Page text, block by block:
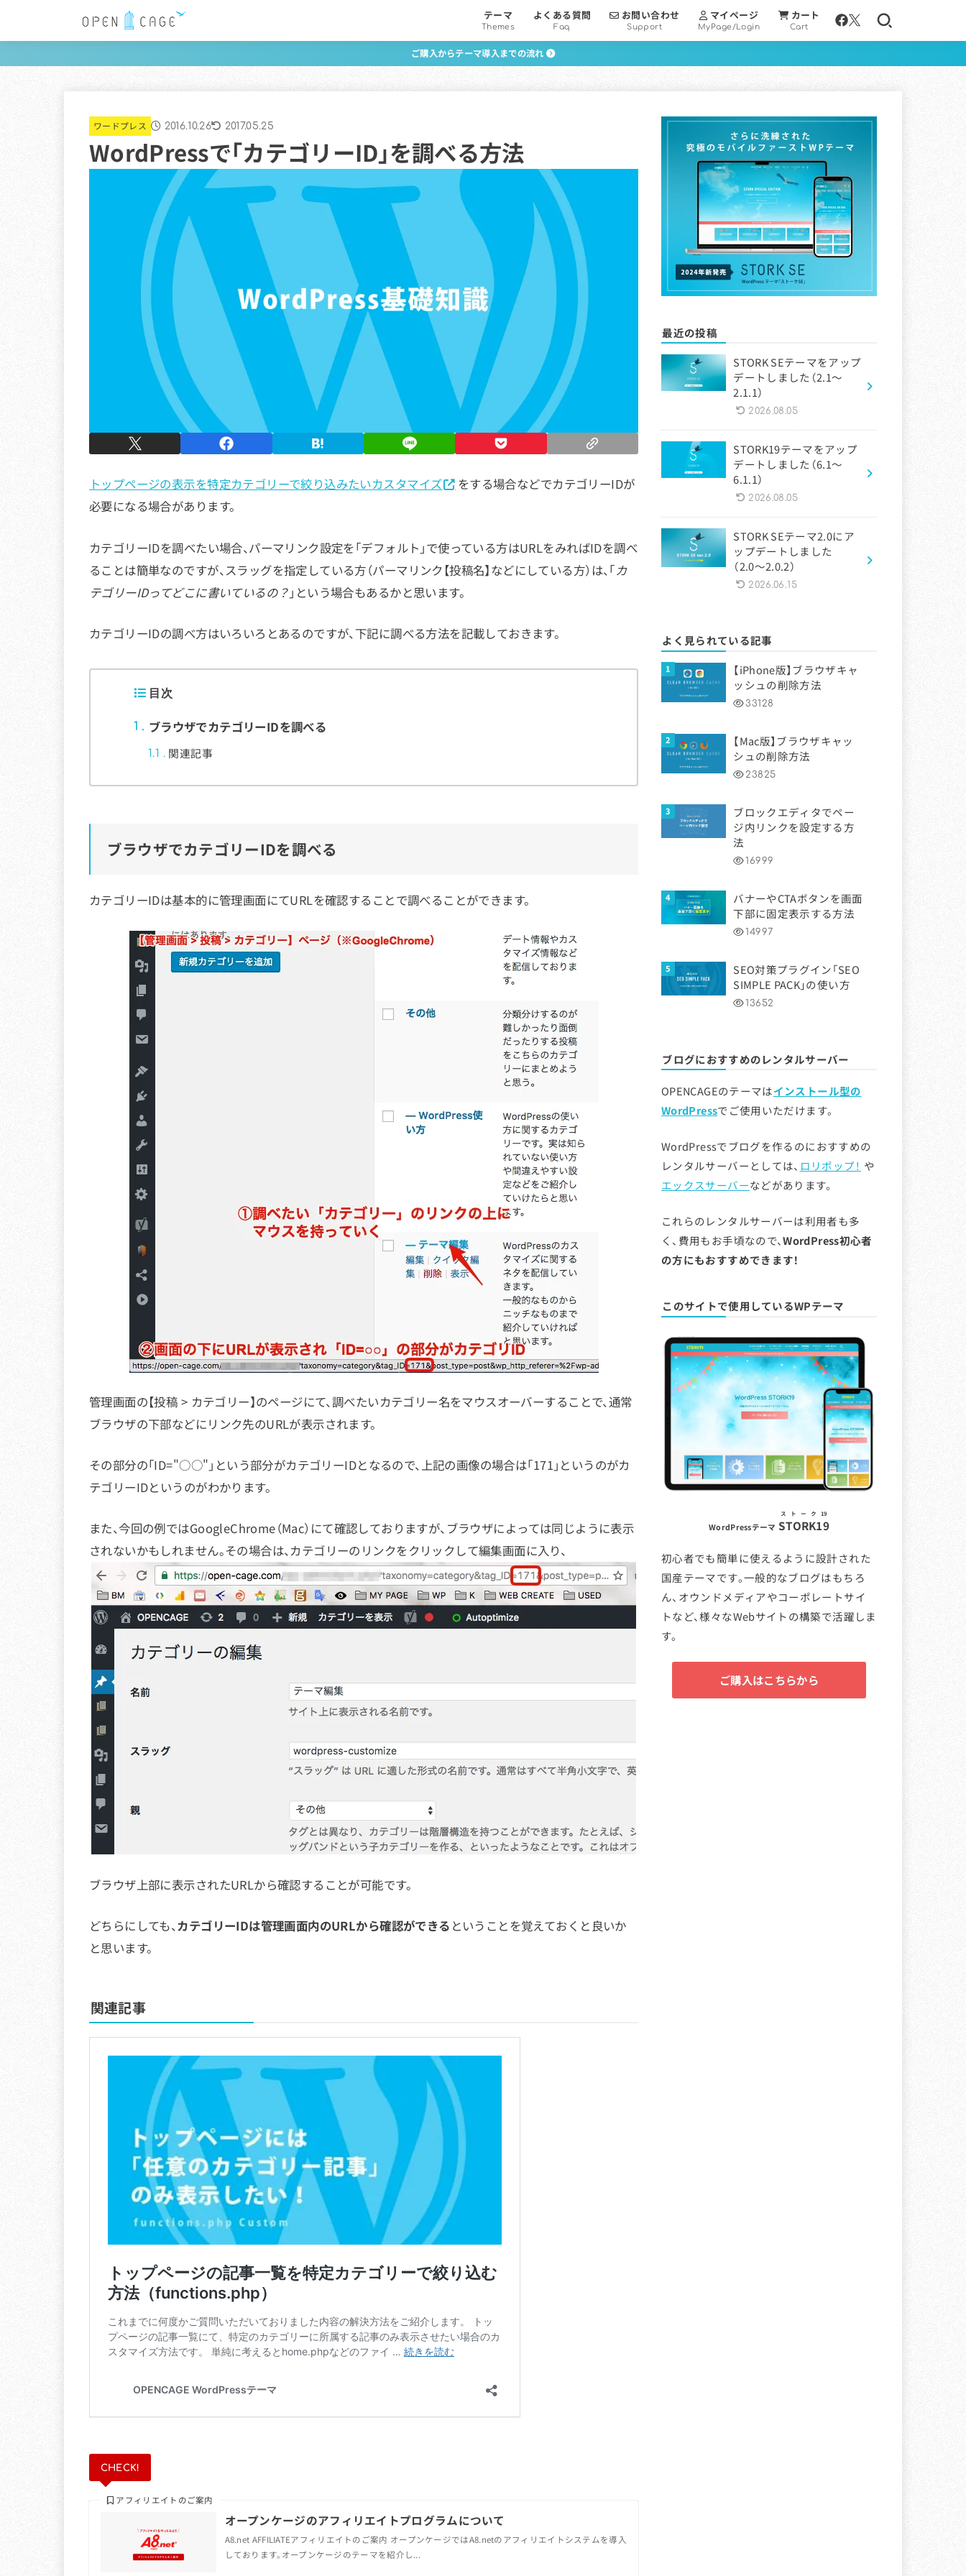
テーマ
Themes
よくある質問
Faq
お問い合わせ
Support
マイページ
MyPage/Login
カート
Cart
ご購入からテーマ導入までの流れ
ワードプレス 2016.10.26 2017.05.25
WordPressで「カテゴリーID」を調べる方法
トップページの表示を特定カテゴリーで絞り込みたいカスタマイズ
をする場合などでカテゴリーIDが
必要になる場合があります。
カテゴリーIDを調べたい場合、パーマリンク設定を「デフォルト」で使っている方はURLをみればIDを調べ
ることは簡単なのですが、スラッグを指定している方（パーマリンク【投稿名】などにしている方）は、「カ
テゴリーIDってどこに書いているの？ 」という場合もあるかと思います。
カテゴリーIDの調べ方はいろいろとあるのですが、下記に調べる方法を記載しておきます。
目次
1 ブラウザでカテゴリーIDを調べる
1.1 関連記事
ブラウザでカテゴリーIDを調べる
カテゴリーIDは基本的に管理画面にてURLを確認することで調べることができます。
管理画面の【投稿 > カテゴリー】のページにて、調べたいカテゴリー名をマウスオーバーすることで、通常
ブラウザの下部などにリンク先のURLが表示されます。
その部分の「ID="○○"」という部分がカテゴリーIDとなるので、上記の画像の場合は「171」というのがカ
テゴリーIDというのがわかります。
また、今回の例ではGoogleChrome（Mac）にて確認しておりますが、ブラウザによっては同じように表示
されないかもしれません。その場合は、カテゴリーのリンクをクリックして編集画面に入り、
ブラウザ上部に表示されたURLから確認することが可能です。
どちらにしても、カテゴリーIDは管理画面内のURLから確認ができる ということを覚えておくと良いか
と思います。
関連記事
CHECK!
オープンケージのアフィリエイトプログラムについて
A8.net AFFILIATEアフィリエイトのご案内 オープンケージではA8.netのアフィリエイトシステムを導入
しております。オープンケージのテーマを紹介し...
アフィリエイトのご案内
最近の投稿
STORK SEテーマをアップ
デートしました（2.1〜
2.1.1）
2026.08.05
STORK19テーマをアップ
デートしました（6.1〜
6.1.1）
2026.08.05
STORK SEテーマ2.0にア
ップデートしました
（2.0〜2.0.2）
2026.06.15
よく見られている記事
【iPhone版】ブラウザキャ
ッシュの削除方法
33128
【Mac版】ブラウザキャッ
シュの削除方法
23825
ブロックエディタでペー
ジ内リンクを設定する方
法
16999
バナーやCTAボタンを画面
下部に固定表示する方法
14997
SEO対策プラグイン「SEO
SIMPLE PACK」の使い方
13652
ブログにおすすめのレンタルサーバー
OPENCAGEのテーマはインストール型の
WordPressでご使用いただけます。
WordPressでブログを作るのにおすすめの
レンタルサーバーとしては、 ロリポップ！ や
エックスサーバーなどがあります。
これらのレンタルサーバーは利用者も多
く、費用もお手頃なので、WordPress初心者
の方にもおすすめできます！
このサイトで使用しているWPテーマ
WordPressテーマ STORK19
ストーク19
初心者でも簡単に使えるように設計された
国産テーマです。一般的なブログはもちろ
ん、オウンドメディアやコーポレートサイ
トなど、様々なWebサイトの構築で活躍しま
す。
ご購入はこちらから